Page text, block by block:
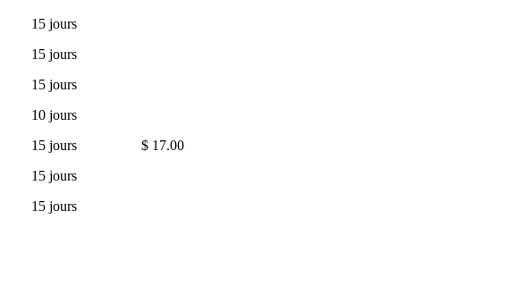
15 jours
15 jours
15 jours
10 jours
15 jours
15 jours
15 jours
$ 17.00